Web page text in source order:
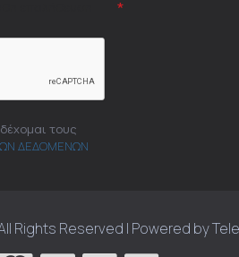
τους
ΔΕΔΟΜΕΝΩΝ
Rights Reserved | Powered by